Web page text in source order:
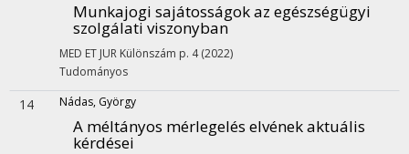
Munkajogi sajátosságok az egészségügyi
szolgálati viszonyban
MED ET JUR Különszám p. 4(2022)
Tudományos
14 Nádas, György
A méltányos mérlegelés elvének aktuális
kérdései